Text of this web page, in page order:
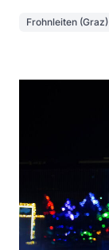
Frohnleiten (Graz)